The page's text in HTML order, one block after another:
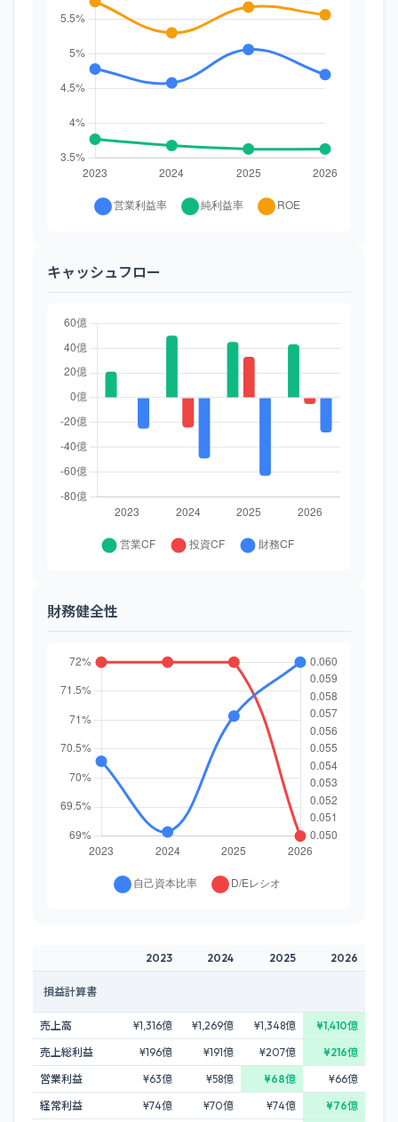
キャッシュフロー
財務健全性
2023 2024 2025 2026
損益計算書
売上高 ¥1,316億 ¥1,269億 ¥1,348億
¥1,410億
売上総利益
¥196億 ¥191億 ¥207億
¥216億
営業利益
¥63億 ¥58億 ¥68億
¥66億
経常利益
¥74億 ¥70億 ¥74億
¥76億